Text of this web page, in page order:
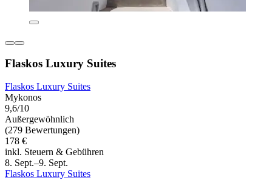
Flaskos Luxury Suites
Flaskos Luxury Suites
Mykonos
9,6/10
Außergewöhnlich
(279 Bewertungen)
178 €
inkl. Steuern & Gebühren
8. Sept.–9. Sept.
Flaskos Luxury Suites